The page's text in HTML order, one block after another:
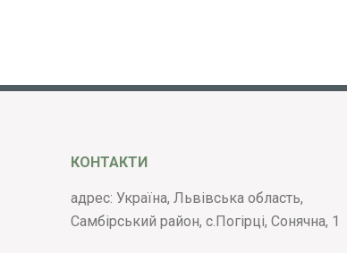
КОНТАКТИ
адрес: Україна, Львівська область,
Самбірський район, с.Погірці, Сонячна, 1